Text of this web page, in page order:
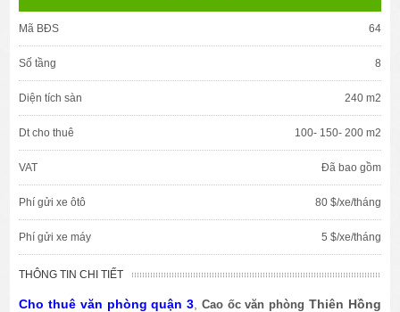
Mã BĐS 64
Số tầng 8
Diện tích sàn 240 m2
Dt cho thuê 100- 150- 200 m2
VAT Đã bao gồm
Phí gửi xe ôtô 80 $/xe/tháng
Phí gửi xe máy 5 $/xe/tháng
THÔNG TIN CHI TIẾT
Cho thuê văn phòng quận 3 Cao ốc văn phòngThiên Hồng